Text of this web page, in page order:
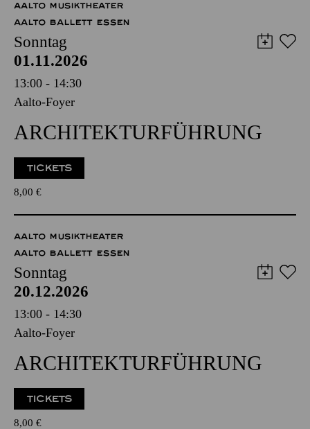
AALTO MUSIKTHEATER
AALTO BALLETT ESSEN
Sonntag
01.11.2026
13:00 - 14:30
Aalto-Foyer
ARCHITEKTUR­FÜHRUNG
TICKETS
8,00 €
AALTO MUSIKTHEATER
AALTO BALLETT ESSEN
Sonntag
20.12.2026
13:00 - 14:30
Aalto-Foyer
ARCHITEKTUR­FÜHRUNG
TICKETS
8,00 €